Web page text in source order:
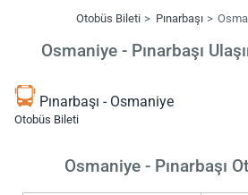
Otobüs Bileti Pınarbaşı
Osmaniye - Pınarbaşı
Pınarbaşı - Osmaniye
Otobüs Bileti
Osmaniye - Pınarbaşı